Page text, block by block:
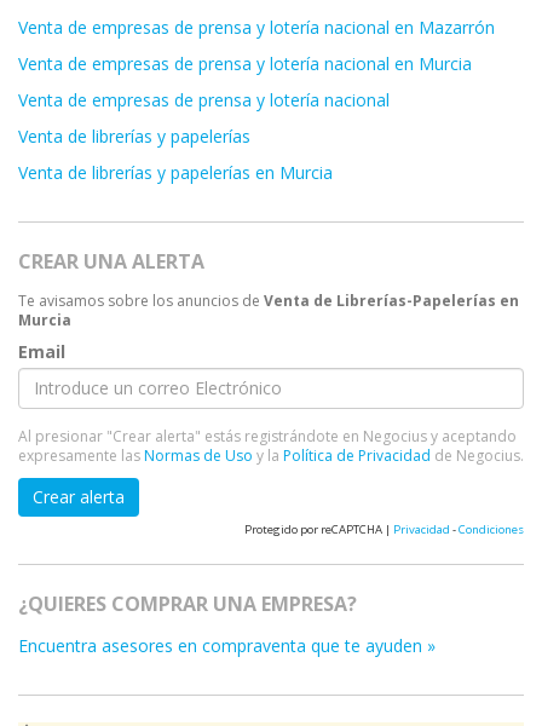
Venta de empresas de prensa y lotería nacional en Mazarrón
Venta de empresas de prensa y lotería nacional en Murcia
Venta de empresas de prensa y lotería nacional
Venta de librerías y papelerías
Venta de librerías y papelerías en Murcia
CREAR UNA ALERTA
Te avisamos sobre los anuncios de Venta de Librerías-Papelerías en
Murcia
Email
Al presionar "Crear alerta" estás registrándote en Negocius y aceptando
expresamente lasNormas de Uso y la Política de Privacidad de Negocius.
Crear alerta
Protegido por reCAPTCHA | Privacidad -Condiciones
¿QUIERES COMPRAR UNA EMPRESA?
Encuentra asesores en compraventa que te ayuden »